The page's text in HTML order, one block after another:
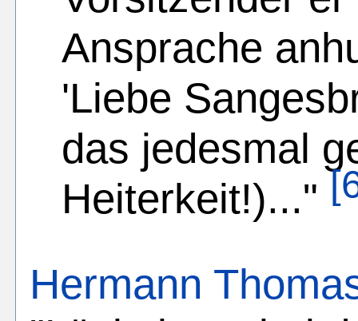
Ansprache
'Liebe
das jedesmal
Heiterkeit!)..."
Hermann